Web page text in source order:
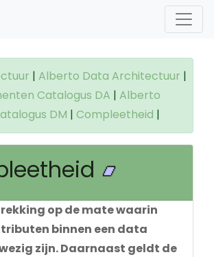
| Alberto Data Architectuur |
Catalogus DA | Alberto
DM | Compleetheid |
op de mate waarin
binnen een data
zijn. Daarnaast geldt de